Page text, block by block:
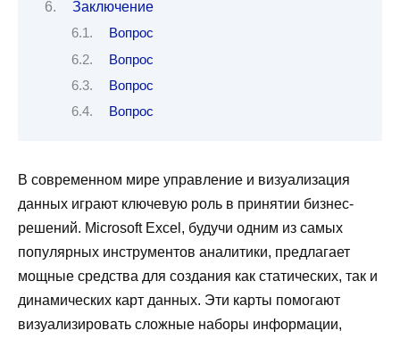
Заключение
Вопрос
Вопрос
Вопрос
Вопрос
В современном мире управление и визуализация
данных играют ключевую роль в принятии бизнес-
решений. Microsoft Excel, будучи одним из самых
популярных инструментов аналитики, предлагает
мощные средства для создания как статических, так и
динамических карт данных. Эти карты помогают
визуализировать сложные наборы информации,